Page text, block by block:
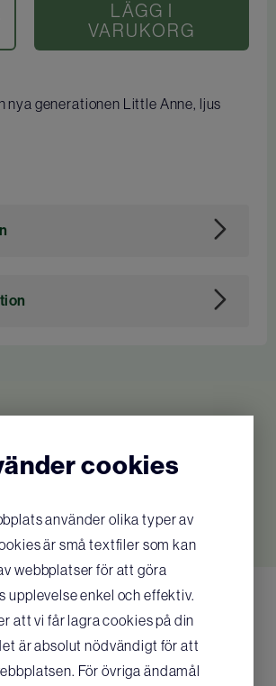
cookies
använder olika typer av
är små textfiler som kan
webbplatser för att göra
upplevelse enkel och effektiv.
att vi får lagra cookies på din
är absolut nödvändigt för att
För övriga ändamål
LÄGG I
VARUKORG
nya generationen Little Anne, ljus